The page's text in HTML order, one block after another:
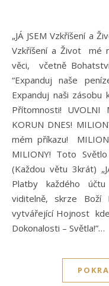
„JÁ JSEM Vzkříšení a Život mé Finanční Svobody!” „JÁ JSEM
Vzkříšení a Život mé
věci, včetně
“Expanduj naše
Expanduj naši
Přítomnosti! UVOLNI
KORUN DNES!
mém příkazu!
MILIONY! Toto
(Každou větu 3krát)
Platby každého účtu
viditelně, skrze
vytvářející Hojnost
Dokonalosti – Světla!”…